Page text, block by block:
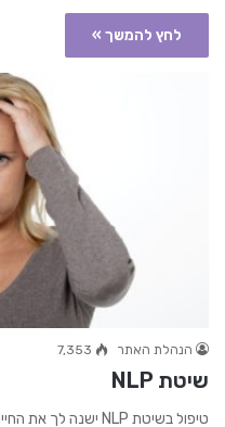
לחץ להמשך »
הנהלת האתר 7,353
שיטת NLP
טיפול בשיטת NLP ישנה לך את החיים. בואו לדעת איך הקסם זה קורה.